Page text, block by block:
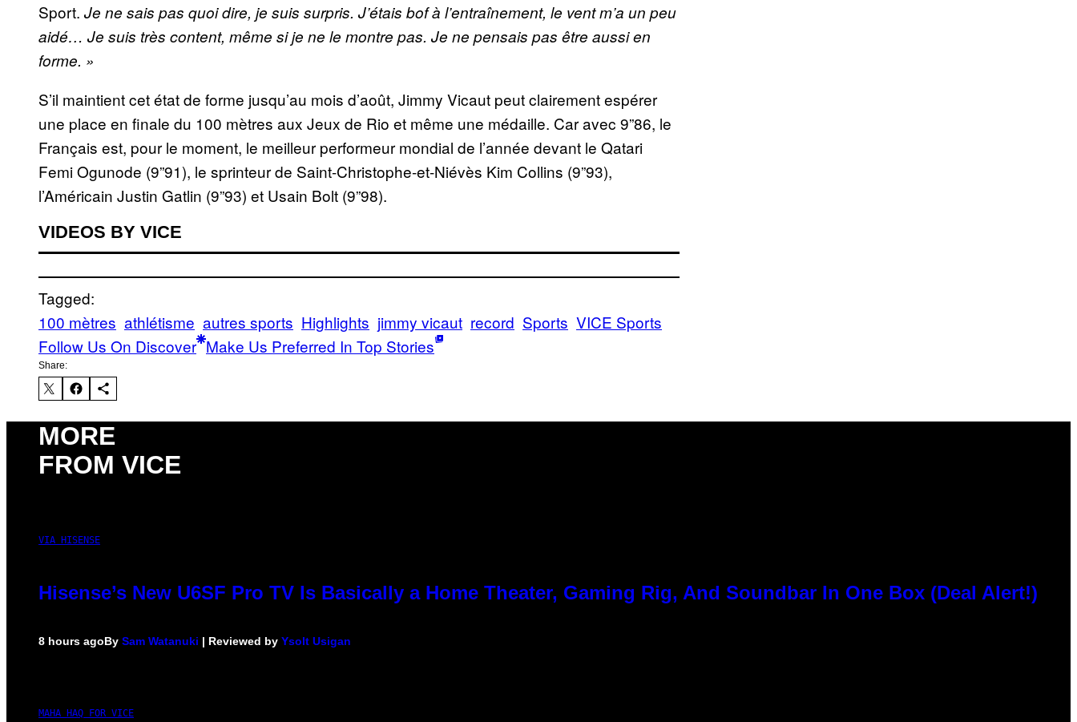
Sport. Je ne sais pas quoi dire, je suis surpris. J’étais bof à l’entraînement, le vent m’a un peu
aidé… Je suis très content, même si je ne le montre pas. Je ne pensais pas être aussi en
forme. »
S’il maintient cet état de forme jusqu’au mois d’août, Jimmy Vicaut peut clairement espérer
une place en finale du 100 mètres aux Jeux de Rio et même une médaille. Car avec 9”86, le
Français est, pour le moment, le meilleur performeur mondial de l’année devant le Qatari
Femi Ogunode (9”91), le sprinteur de Saint-Christophe-et-Niévès Kim Collins (9”93),
l’Américain Justin Gatlin (9”93) et Usain Bolt (9”98).
VIDEOS BY VICE
Tagged:
100 mètres athlétisme autres sports Highlights jimmy vicaut record Sports VICE Sports
Follow Us On Discover Make Us Preferred In Top Stories
Share:
MORE
FROM VICE
VIA HISENSE
Hisense’s New U6SF Pro TV Is Basically a Home Theater, Gaming Rig, And Soundbar In One Box (Deal Alert!)
8 hours agoBy Sam Watanuki | Reviewed by Ysolt Usigan
MAHA HAQ FOR VICE